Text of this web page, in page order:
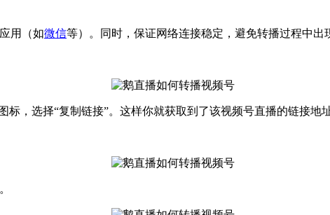
用（如微信等）。同时，保证网络连接稳定，避免转播过程中出
，选择“复制链接”。这样你就获取到了该视频号直播的链接地址